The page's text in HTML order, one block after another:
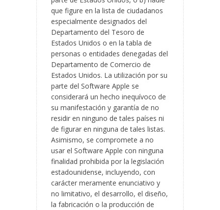
que figure en la lista de ciudadanos
especialmente designados del
Departamento del Tesoro de
Estados Unidos o en la tabla de
personas o entidades denegadas del
Departamento de Comercio de
Estados Unidos. La utilización por su
parte del Software Apple se
considerará un hecho inequívoco de
su manifestación y garantía de no
residir en ninguno de tales países ni
de figurar en ninguna de tales listas.
Asimismo, se compromete a no
usar el Software Apple con ninguna
finalidad prohibida por la legislación
estadounidense, incluyendo, con
carácter meramente enunciativo y
no limitativo, el desarrollo, el diseño,
la fabricación o la producción de